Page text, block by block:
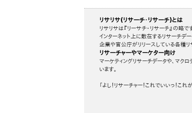
リサリサ(リサーチ・リサーチ)とは
リサリサは『リーサチ・リサーチ』の略です
インターネット上に散在するリサーチデ
企業や官公庁がリリースしている各種リ
リサーチャーやマーケター向け
マーケティングリサーチデータや、マク
います。
「よし！リサーチャー！これでいいっ！これ